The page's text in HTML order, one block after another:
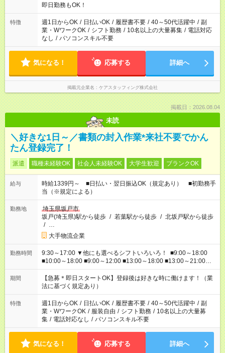
即日勤務もOK！
特徴 週1日からOK / 日払いOK / 履歴書不要 / 40～50代活躍中 / 副
業・WワークOK / シフト勤務 / 10名以上の大量募集 / 電話対応
なし / パソコンスキル不要
気になる！ 応募する 詳細へ
掲載元企業名 ケアスタッフィング株式会社
掲載日：2026.08.04
未読
＼好きな1日～／書類の封入作業*来社不要でかん
たん登録完了！
派遣 職種未経験OK 社会人未経験OK 大学生歓迎 ブランクOK
給与
時給1339円～ ■日払い・翌日振込OK（規定あり） ■初勤務手
当（※規定による）
勤務地
埼玉県坂戸市
坂戸(埼玉県)駅から徒歩 / 若葉駅から徒歩 / 北坂戸駅から徒歩
/ …
大手物流企業
勤務時間
9:30～17:00 ▼他にも選べるシフトいろいろ！ ■9:00～18:00
■10:00～18:00 ■9:00～12:00 ■13:00～18:00 ■13:00～21:00
■22:00～翌6:00 など あなたの希望を教えてください！
期間
【急募＊即日スタートOK】登録後は好きな時に働けます！（業
法に基づく規定あり）
特徴 週1日からOK / 日払いOK / 履歴書不要 / 40～50代活躍中 / 副
業・WワークOK / 服装自由 / シフト勤務 / 10名以上の大量募
集 / 電話対応なし / パソコンスキル不要
気になる！ 応募する 詳細へ